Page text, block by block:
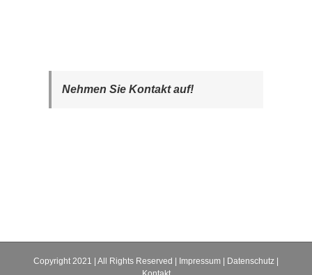
Nehmen Sie Kontakt auf!
Copyright 2021 | All Rights Reserved | Impressum | Datenschutz |